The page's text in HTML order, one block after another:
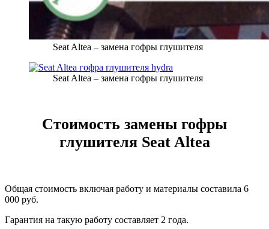
Seat Altea – замена гофры глушителя
Seat Altea – замена гофры глушителя
Стоимость замены гофры
глушителя Seat Altea
Общая стоимость включая работу и материалы составила 6
000 руб.
Гарантия на такую работу составляет 2 года.